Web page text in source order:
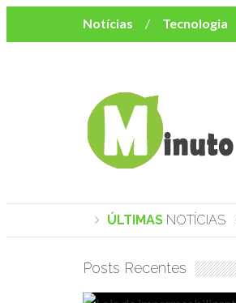
Notícias Tecnologia
Mulher
Bem-Estar
ÚLTIMAS NOTÍCIAS
Praias de
Posts Recentes